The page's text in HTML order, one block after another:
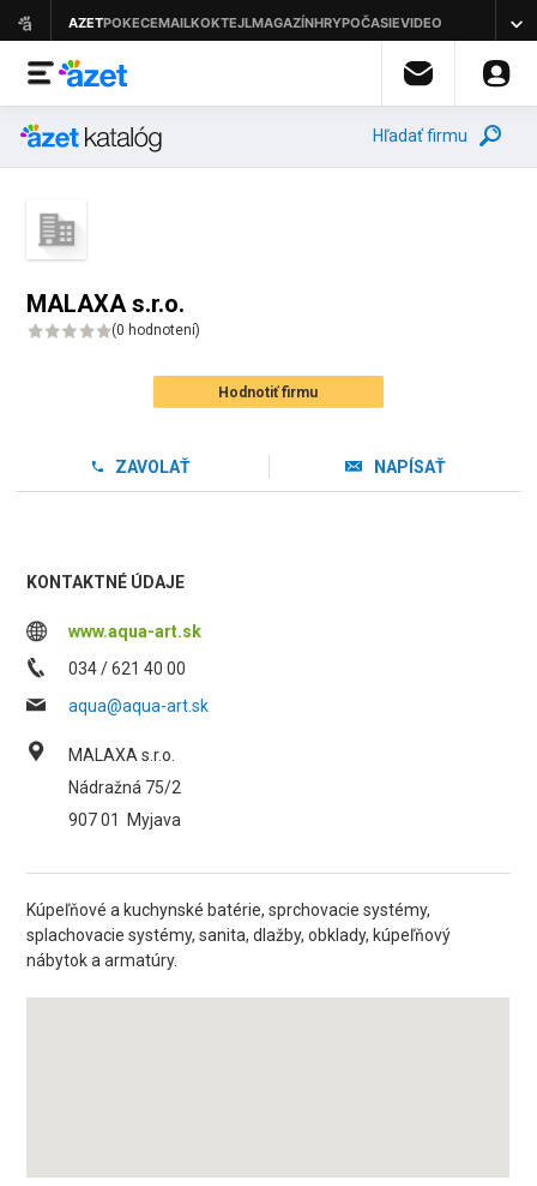
Hľadať firmu
MALAXA s.r.o.
(0 hodnotení)
Hodnotiť firmu
ZAVOLAŤ NAPÍSAŤ
KONTAKTNÉ ÚDAJE
www.aqua-art.sk
034 / 621 40 00
aqua@aqua-art.sk
MALAXA s.r.o.
Nádražná 75/2
907 01
Myjava
Kúpeľňové a kuchynské batérie, sprchovacie systémy,
splachovacie systémy, sanita, dlažby, obklady, kúpeľňový
nábytok a armatúry.